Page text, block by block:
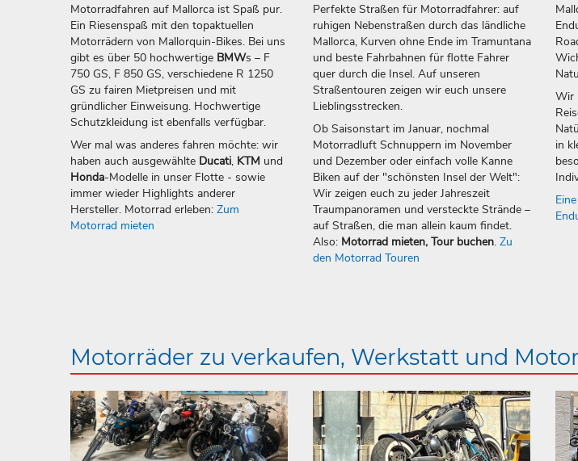
Motorradfahren auf Mallorca ist Spaß pur.
Ein Riesenspaß mit den topaktuellen
Motorrädern von Mallorquin-Bikes. Bei uns
gibt es über 50 hochwertige BMWs – F
750 GS, F 850 GS, verschiedene R 1250
GS zu fairen Mietpreisen und mit
gründlicher Einweisung. Hochwertige
Schutzkleidung ist ebenfalls verfügbar.
Wer mal was anderes fahren möchte: wir
haben auch ausgewählte Ducati, KTM und
Honda-Modelle in unser Flotte - sowie
immer wieder Highlights anderer
Hersteller. Motorrad erleben: Zum
Motorrad mieten
Perfekte Straßen für Motorradfahrer: auf
ruhigen Nebenstraßen durch das ländliche
Mallorca, Kurven ohne Ende im Tramuntana
und beste Fahrbahnen für flotte Fahrer
quer durch die Insel. Auf unseren
Straßentouren zeigen wir euch unsere
Lieblingsstrecken.
Ob Saisonstart im Januar, nochmal
Motorradluft Schnuppern im November
und Dezember oder einfach volle Kanne
Biken auf der "schönsten Insel der Welt":
Wir zeigen euch zu jeder Jahreszeit
Traumpanoramen und versteckte Strände –
auf Straßen, die man allein kaum findet.
Also: Motorrad mieten, Tour buchen.Zu
den Motorrad Touren
Wir
in
Motorräder zu verkaufen, Werkstatt und